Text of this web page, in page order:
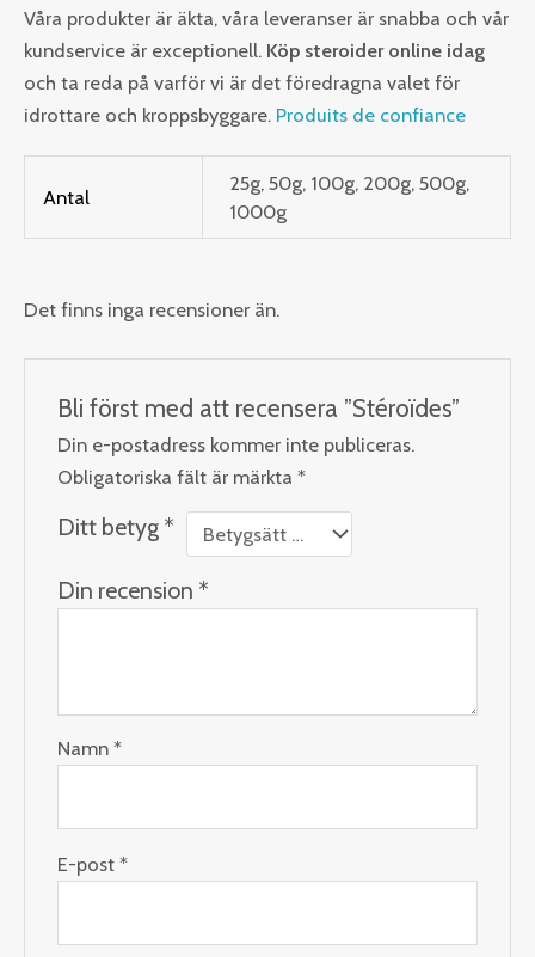
Våra produkter är äkta, våra leveranser är snabba och vår
kundservice är exceptionell. Köp steroider online idag
och ta reda på varför vi är det föredragna valet för
idrottare och kroppsbyggare. Produits de confiance
Antal
25g, 50g, 100g, 200g, 500g,
1000g
Det finns inga recensioner än.
Bli först med att recensera ”Stéroïdes”
Din e-postadress kommer inte publiceras.
Obligatoriska fält är märkta*
Ditt betyg *
Din recension *
Namn*
E-post*